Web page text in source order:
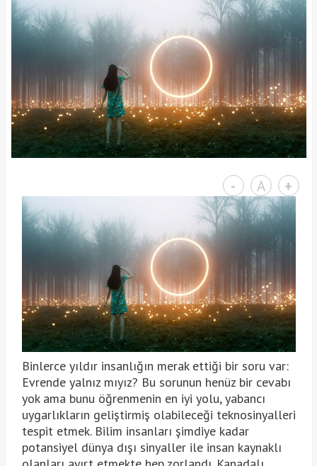
- A +
Binlerce yıldır insanlığın merak ettiği bir soru var:
Evrende yalnız mıyız? Bu sorunun henüz bir cevabı
yok ama bunu öğrenmenin en iyi yolu, yabancı
uygarlıkların geliştirmiş olabileceği teknosinyalleri
tespit etmek. Bilim insanları şimdiye kadar
potansiyel dünya dışı sinyaller ile insan kaynaklı